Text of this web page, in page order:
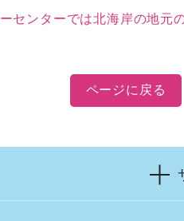
は北海岸の地元の特色を取り入れた展示を行なってい
ページに戻る